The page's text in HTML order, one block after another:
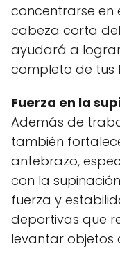
concentrarse en
cabeza corta
ayudará a
completo de tus
Fuerza en la
Además de
también
antebrazo,
con la
fuerza y
deportivas que
levantar objetos